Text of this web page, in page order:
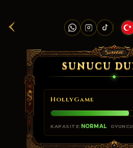
‹
SUNUCU
HollyGame
KAPASITE: NORMAL